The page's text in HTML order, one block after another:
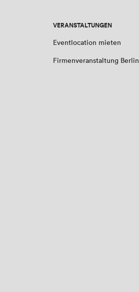
VERANSTALTUNGEN
Eventlocation mieten
Firmenveranstaltung Berlin